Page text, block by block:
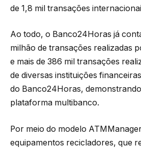
de 1,8 mil transações
Ao todo, o Banco24Horas já
milhão de transações realizadas
e mais de 386 mil transações
de diversas instituições
do Banco24Horas,
plataforma multibanco.
Por meio do modelo
equipamentos recicladores, que